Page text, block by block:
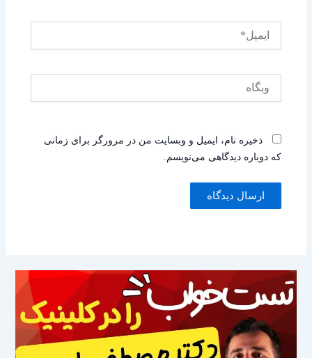
ذخیره نام، ایمیل و وبسایت من در مرورگر برای زمانی
که دوباره دیدگاهی می‌نویسم.